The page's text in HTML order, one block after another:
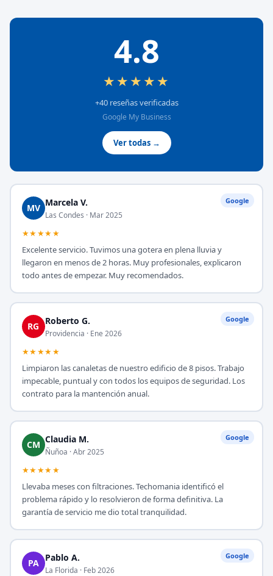
4.8
★★★★★
+40 reseñas verificadas
Google My Business
Ver todas →
Google
MV Marcela V.
Las Condes · Mar 2025
★★★★★
Excelente servicio. Tuvimos una gotera en plena lluvia y
llegaron en menos de 2 horas. Muy profesionales, explicaron
todo antes de empezar. Muy recomendados.
Google
RG Roberto G.
Providencia · Ene 2026
★★★★★
Limpiaron las canaletas de nuestro edificio de 8 pisos. Trabajo
impecable, puntual y con todos los equipos de seguridad. Los
contrato para la mantención anual.
Google
CM Claudia M.
Ñuñoa · Abr 2025
★★★★★
Llevaba meses con filtraciones. Techomania identificó el
problema rápido y lo resolvieron de forma definitiva. La
garantía de servicio me dio total tranquilidad.
Google
PA Pablo A.
La Florida · Feb 2026